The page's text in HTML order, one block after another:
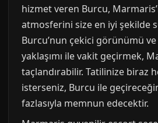
hizmet veren Burcu,
atmosferini size en iyi şekilde
Burcu’nun çekici görünümü ve
yaklaşımı ile vakit geçirmek,
taçlandırabilir. Tatilinize biraz
isterseniz, Burcu ile
fazlasıyla memnun edecektir.